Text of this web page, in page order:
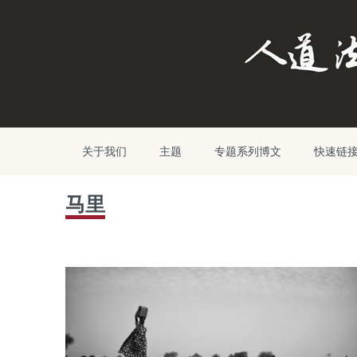
关于我们 主题 专题系列博文 快速链
马里